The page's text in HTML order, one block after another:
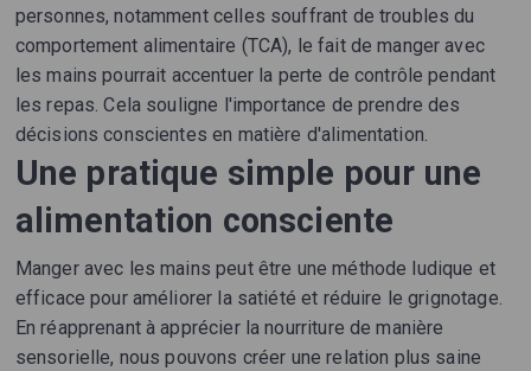
personnes, notamment celles souffrant de troubles du
comportement alimentaire (TCA), le fait de manger avec
les mains pourrait accentuer la perte de contrôle pendant
les repas. Cela souligne l'importance de prendre des
décisions conscientes en matière d'alimentation.
Une pratique simple pour une
alimentation consciente
Manger avec les mains peut être une méthode ludique et
efficace pour améliorer la satiété et réduire le grignotage.
En réapprenant à apprécier la nourriture de manière
sensorielle, nous pouvons créer une relation plus saine